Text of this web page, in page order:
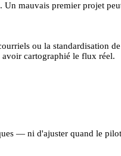
Un mauvais premier projet
ou la standardisation
cartographié le flux réel.
— ni d'ajuster quand le